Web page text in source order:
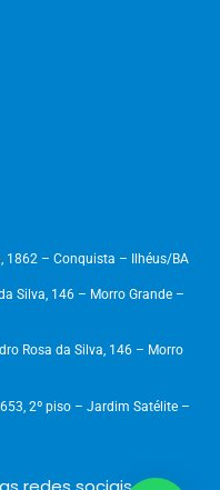
1862 – Conquista – Ilhéus/BA
Silva, 146 – Morro Grande –
Rosa da Silva, 146 – Morro
2º piso – Jardim Satélite –